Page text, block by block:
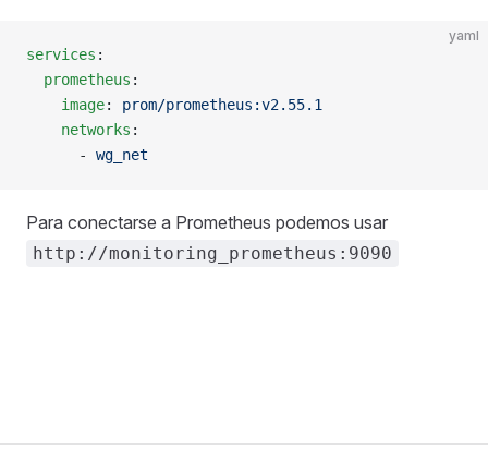
yaml
services :
  prometheus
:
    image
: prom/prometheus:v2.55.1
    networks
:
      -
wg_net
Para conectarse a Prometheus podemos usar
http://monitoring_prometheus:9090